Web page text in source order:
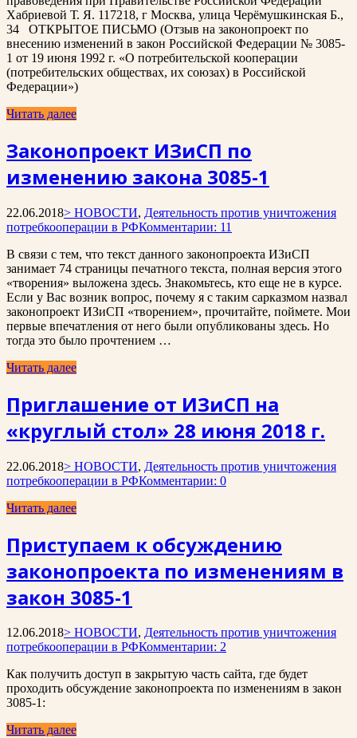
Хабриевой Т. Я. 117218, г Москва, улица Черёмушкинская Б.,
34 ОТКРЫТОЕ ПИСЬМО (Отзыв на законопроект по
внесению изменений в закон Российской Федерации № 3085-
1 от 19 июня 1992 г. «О потребительской кооперации
(потребительских обществах, их союзах) в Российской
Федерации»)
Читать далее
Законопроект ИЗиСП по
изменению закона 3085-1
22.06.2018> НОВОСТИ, Деятельность против уничтожения
потребкооперации в РФКомментарии: 11
В связи с тем, что текст данного законопроекта ИЗиСП
занимает 74 страницы печатного текста, полная версия этого
«творения» выложена здесь. Знакомьтесь, кто еще не в курсе.
Если у Вас возник вопрос, почему я с таким сарказмом назвал
законопроект ИЗиСП «творением», прочитайте, поймете. Мои
первые впечатления от него были опубликованы здесь. Но
тогда это было прочтением …
Читать далее
Приглашение от ИЗиСП на
«круглый стол» 28 июня 2018 г.
22.06.2018> НОВОСТИ, Деятельность против уничтожения
потребкооперации в РФКомментарии: 0
Читать далее
Приступаем к обсуждению
законопроекта по изменениям в
закон 3085-1
12.06.2018> НОВОСТИ, Деятельность против уничтожения
потребкооперации в РФКомментарии: 2
Как получить доступ в закрытую часть сайта, где будет
проходить обсуждение законопроекта по изменениям в закон
3085-1:
Читать далее